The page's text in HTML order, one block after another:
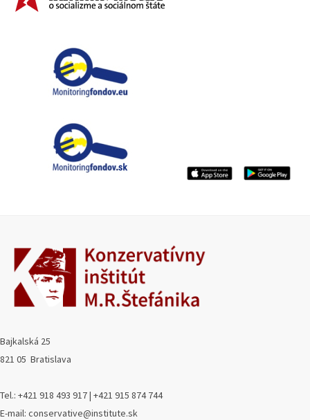
Bajkalská 25
821 05 Bratislava
Tel.: +421 918 493 917 | +421 915 874 744
E-mail: conservative@institute.sk